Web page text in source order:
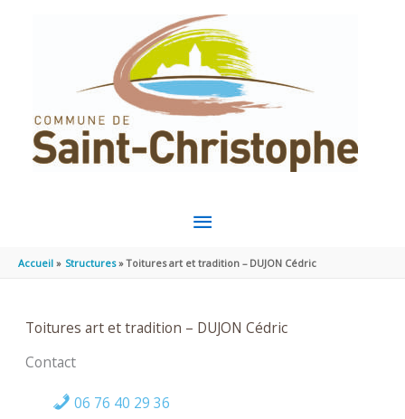
MENU
PRINCIPAL
Accueil Structures Toitures art et tradition – DUJON Cédric
Toitures art et tradition – DUJON Cédric
Contact
06 76 40 29 36